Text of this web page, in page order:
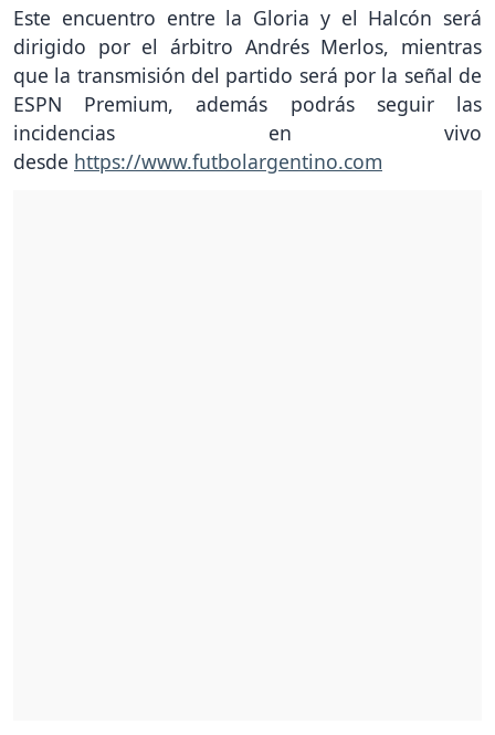
Este encuentro entre la Gloria y el Halcón será
dirigido por el árbitro Andrés Merlos, mientras
que la transmisión del partido será por la señal de
ESPN Premium, además podrás seguir las
incidencias en vivo
desde https://www.futbolargentino.com